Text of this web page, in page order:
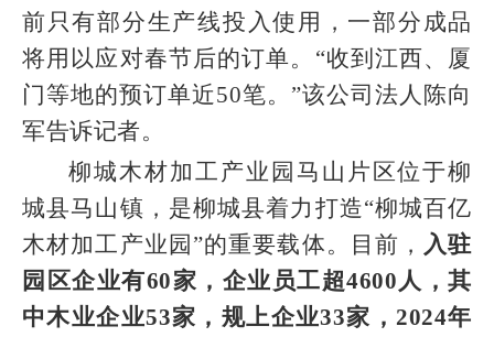
前只有部分生产线投入使用，一部分成品
将用以应对春节后的订单。“收到江西、厦
门等地的预订单近50笔。”该公司法人陈向
军告诉记者。
柳城木材加工产业园马山片区位于柳
城县马山镇，是柳城县着力打造“柳城百亿
木材加工产业园”的重要载体。目前， 入驻
园区企业有60家，企业员工超4600人，其
中木业企业53家，规上企业33家，2024年